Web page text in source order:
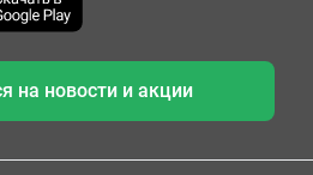
на новости и акции